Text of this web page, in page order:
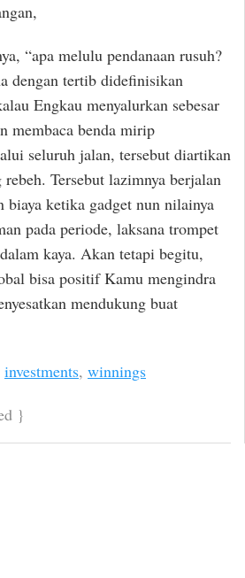
“apa melulu pendanaan rusuh?
dengan tertib didefinisikan
Engkau menyalurkan sebesar
membaca benda mirip
seluruh jalan, tersebut diartikan
rebeh. Tersebut lazimnya berjalan
biaya ketika gadget nun nilainya
pada periode, laksana trompet
kaya. Akan tetapi begitu,
bisa positif Kamu mengindra
mendukung buat
investments, winnings
}